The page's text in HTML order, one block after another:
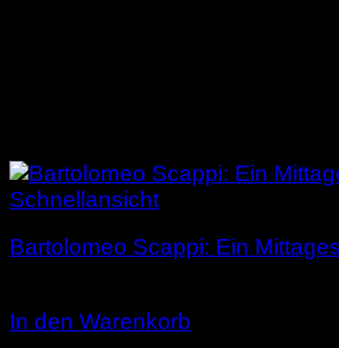
Schnellansicht
Bartolomeo Scappi: Ein
In den Warenkorb